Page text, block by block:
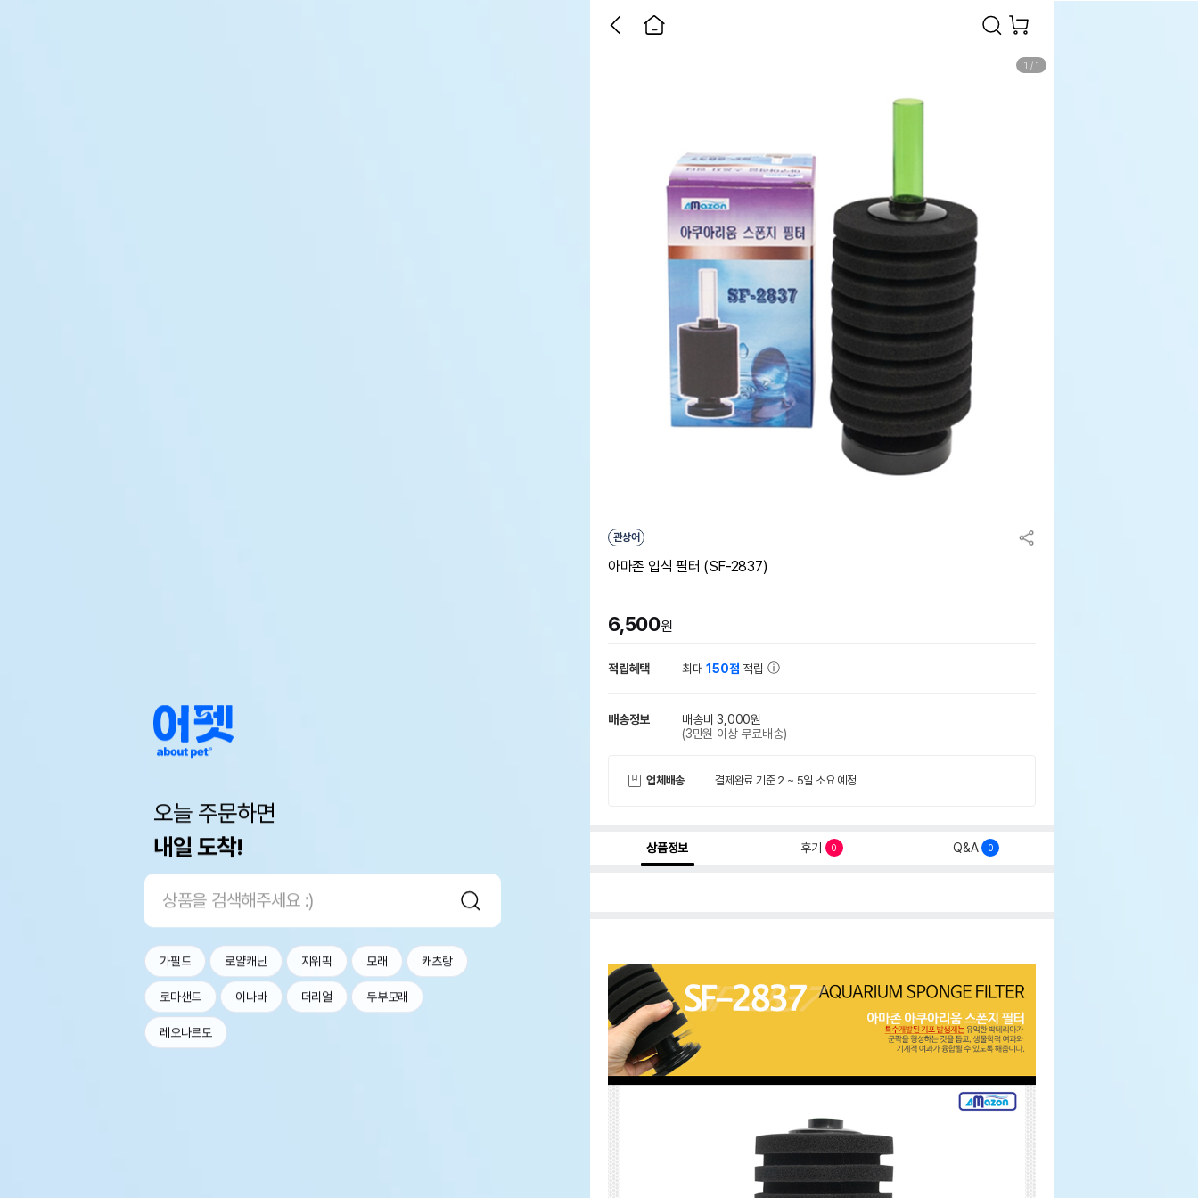
오늘 주문하면
내일 도착!
가필드 로얄캐닌 지위픽 모래 캐츠랑
로마샌드 이나바 더리얼 두부모래
레오나르도
1 / 1
관상어
아마존 입식 필터 (SF-2837)
6,500원
적립혜택 최대150점 적립
배송정보
배송비 3,000원
(3만원 이상 무료배송)
업체배송 결제완료 기준 2 ~ 5일 소요 예정
상품정보 후기 0 Q&A 0